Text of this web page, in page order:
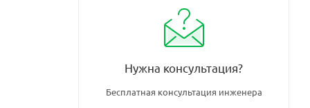
Нужна консультация?
Бесплатная консультация инженера